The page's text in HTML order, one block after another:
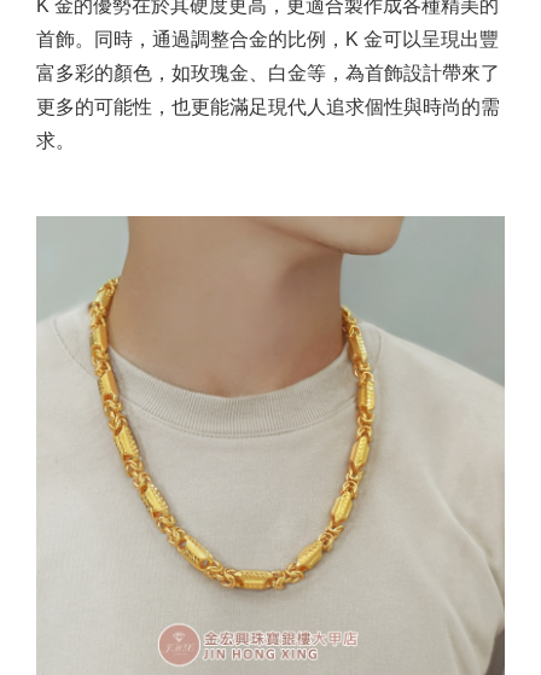
K 金的優勢在於其硬度更高，更適合製作成各種精美的
首飾。同時，通過調整合金的比例，K 金可以呈現出豐
富多彩的顏色，如玫瑰金、白金等，為首飾設計帶來了
更多的可能性，也更能滿足現代人追求個性與時尚的需
求。